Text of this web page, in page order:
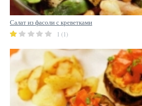
Салат из фасоли с креветками
1 (1)